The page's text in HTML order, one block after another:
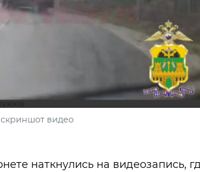
скриншот видео
наткнулись на видеозапись,